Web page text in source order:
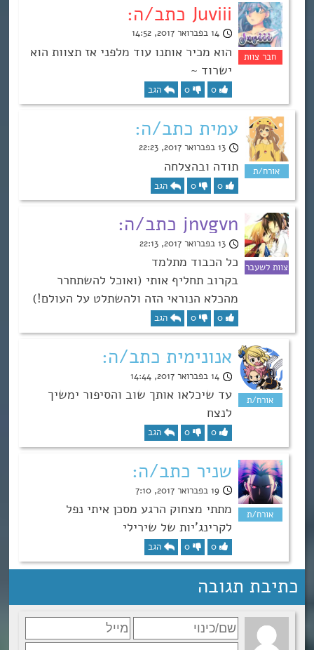
Juviii כתב/ה:
14 בפברואר 2017, 14:52
הוא מכיר אותנו עוד מלפני אז תצוות הוא
ישרוד ~
0
0 הגב
עמית כתב/ה:
13 בפברואר 2017, 22:23
תודה ובהצלחה
0
0 הגב
jnvgvn כתב/ה:
13 בפברואר 2017, 22:13
כל הכבוד מתלמד
בקרוב תחליף אותי (ואוכל להשתחרר
מהכלא הנוראי הזה ולהשתלט על העולם!)
0
0 הגב
אנונימית כתב/ה:
14 בפברואר 2017, 14:44
עד שיכלאו אותך שוב והסיפור ימשיך
לנצח
0
0 הגב
שניר כתב/ה:
19 בפברואר 2017, 7:10
מתתי מצחוק הרגע מסכן איתי נפל
לקרינג’יות של שירילי
0
0 הגב
כתיבת תגובה